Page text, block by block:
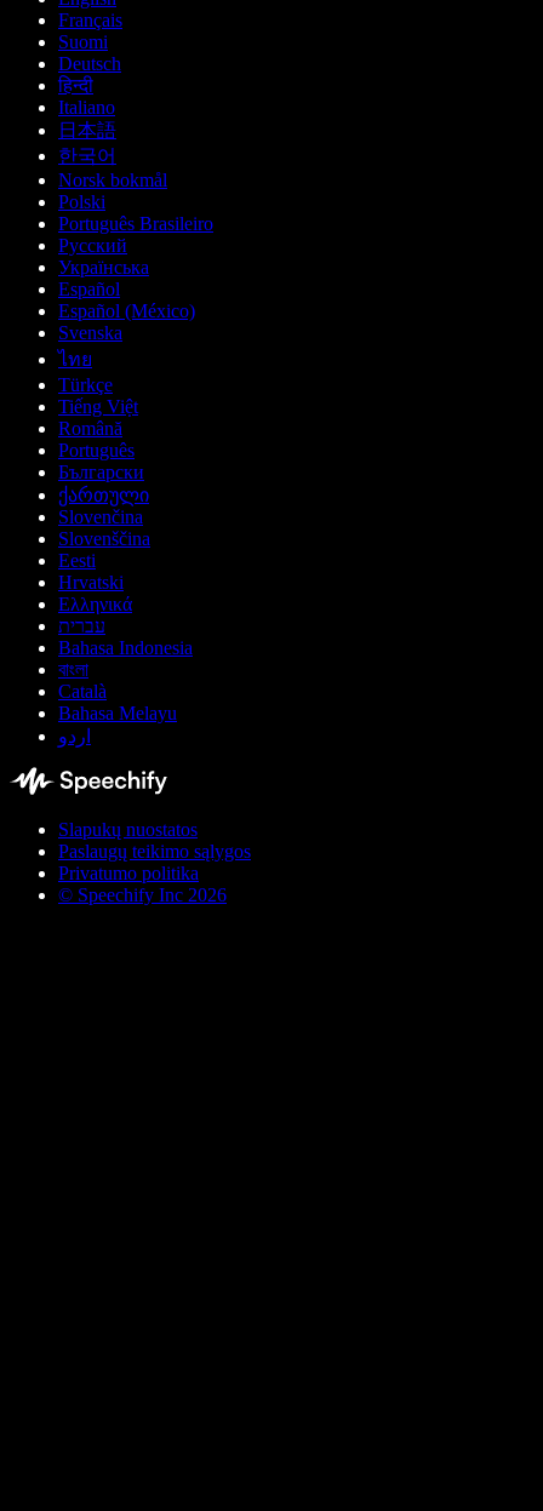
Français
Suomi
Deutsch
हिन्दी
Italiano
日本語
한국어
Norsk bokmål
Polski
Português Brasileiro
Русский
Українська
Español
Español (México)
Svenska
ไทย
Türkçe
Tiếng Việt
Română
Português
Български
ქართული
Slovenčina
Slovenščina
Eesti
Hrvatski
Ελληνικά
עברית
Bahasa Indonesia
বাংলা
Català
Bahasa Melayu
اردو
Slapukų nuostatos
Paslaugų teikimo sąlygos
Privatumo politika
© Speechify Inc 2026